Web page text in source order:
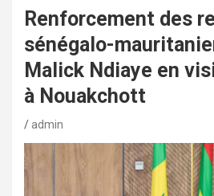
Renforcement des
sénégalo-
Malick Ndiaye en
à Nouakchott
admin